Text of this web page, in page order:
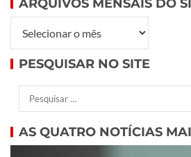
ARQUIVOS MENSAIS DO
PESQUISAR NO SITE
AS QUATRO NOTÍCIAS